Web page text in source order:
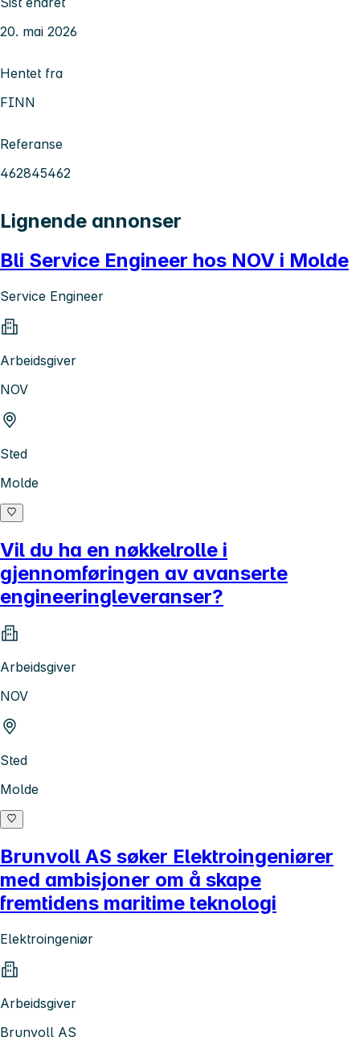
20. mai 2026
Hentet fra
FINN
Referanse
462845462
Lignende annonser
Bli Service Engineer hos NOV i Molde
Service Engineer
Arbeidsgiver
NOV
Sted
Molde
Vil du ha en nøkkelrolle i
gjennomføringen av avanserte
engineeringleveranser?
Arbeidsgiver
NOV
Sted
Molde
Brunvoll AS søker Elektroingeniører
med ambisjoner om å skape
fremtidens maritime teknologi
Elektroingeniør
Arbeidsgiver
Brunvoll AS